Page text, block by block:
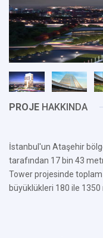
PROJE HAKKINDA
İstanbul'un Ataşehir
tarafından 17 bin 43
Tower projesinde
büyüklükleri 180 ile